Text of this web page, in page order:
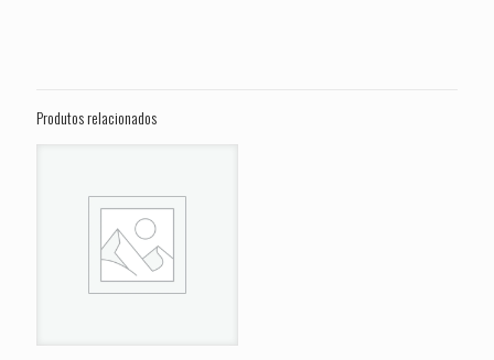
FLSS ANO 2016 2017”
obrigatórios são marcados com
Sua avaliação
1 de 5
2 de 5
Produtos relacionados